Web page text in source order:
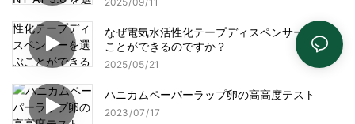
なぜ電気水活性化テープディスペンサーを選ぶ
ことができるのですか？
2025 05 21
ハニカムペーパーラップ卵の高高度テスト
2023 07 17